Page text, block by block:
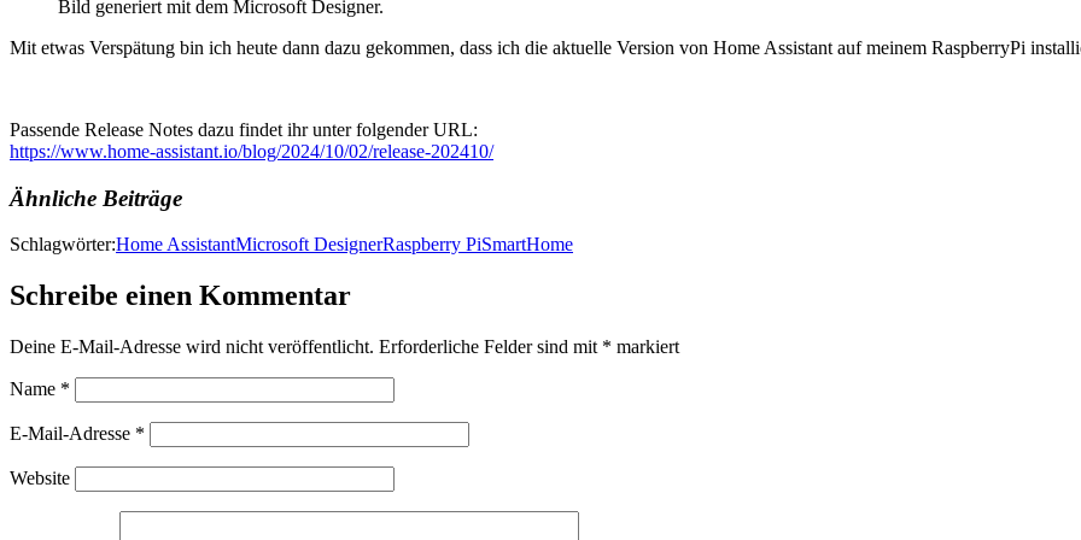
Bild generiert mit dem Microsoft Designer.
Mit etwas Verspätung bin ich heute dann dazu gekommen, dass ich die aktuelle Version von Home Assistant auf meinem RaspberryPi
Passende Release Notes dazu findet ihr unter folgender URL:
https://www.home-assistant.io/blog/2024/10/02/release-202410/
Ähnliche Beiträge
Schlagwörter:Home AssistantMicrosoft DesignerRaspberry PiSmartHome
Schreibe einen Kommentar
Deine E-Mail-Adresse wird nicht veröffentlicht. Erforderliche Felder sind mit * markiert
Name *
E-Mail-Adresse *
Website